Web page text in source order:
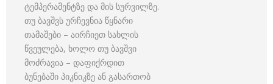
ტემპერამენტზე და მის სურვილზე.
თუ ბავშვს ურჩევნია წყნარი
თამაშები – აირჩიეთ სახლის
წვეულება, ხოლო თუ ბავშვი
მოძრავია – დაფიქრდით
ბუნებაში პიკნიკზე ან გასართობ